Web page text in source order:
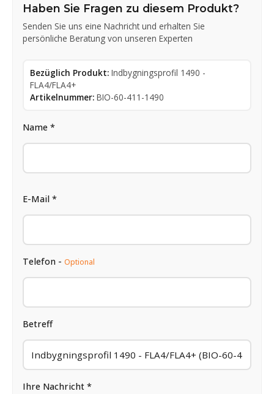
Haben Sie Fragen zu diesem Produkt?
Senden Sie uns eine Nachricht und erhalten Sie
persönliche Beratung von unseren Experten
Bezüglich Produkt: Indbygningsprofil 1490 -
FLA4/FLA4+
Artikelnummer: BIO-60-411-1490
Name *
E-Mail *
Telefon - Optional
Betreff
Ihre Nachricht *